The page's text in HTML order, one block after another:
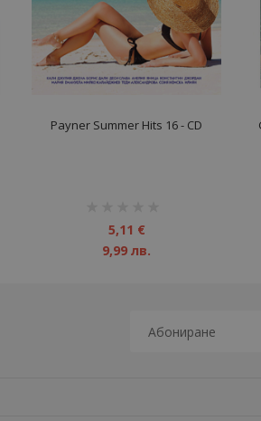
Payner Summer Hits 16 - CD
5,11 €
9,99 лв.